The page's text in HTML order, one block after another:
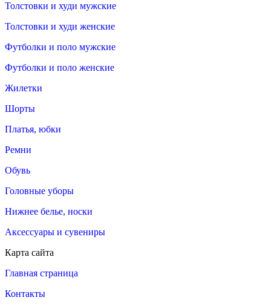
Толстовки и худи мужские
Толстовки и худи женские
Футболки и поло мужские
Футболки и поло женские
Жилетки
Шорты
Платья, юбки
Ремни
Обувь
Головные уборы
Нижнее белье, носки
Аксессуары и сувениры
Карта сайта
Главная страница
Контакты